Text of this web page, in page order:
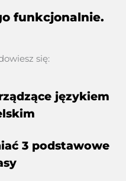
funkcjonalnie.
się:
językiem
3 podstawowe